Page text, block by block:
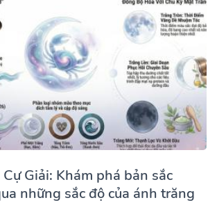
Giải: Khám phá bản sắc
những sắc độ của ánh trăng